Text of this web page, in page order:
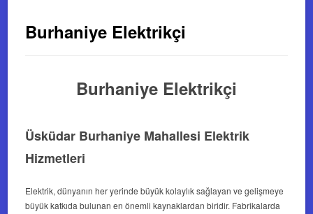
Burhaniye Elektrikçi
Burhaniye Elektrikçi
Üsküdar Burhaniye Mahallesi Elektrik
Hizmetleri
Elektrik, dünyanın her yerinde büyük kolaylık sağlayan ve gelişmeye
büyük katkıda bulunan en önemli kaynaklardan biridir. Fabrikalarda